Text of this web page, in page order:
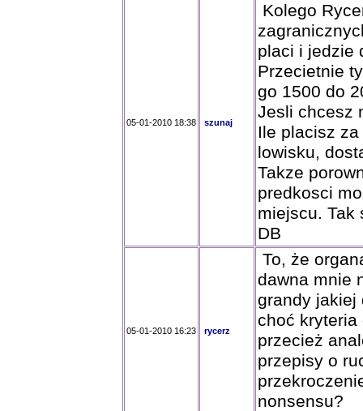
05-01-2010 18:38 szunaj
Kolego
placi i jedzie
Przecietnie
go 1500 do
Jesli chcesz
Ile placisz
lowisku,
Takze
predkosci
miejscu. Tak
DB
05-01-2010 16:23 rycerz
To, że
dawna mnie
grandy jakiej
choć kryteria
przecież
przepisy o
nonsensu?